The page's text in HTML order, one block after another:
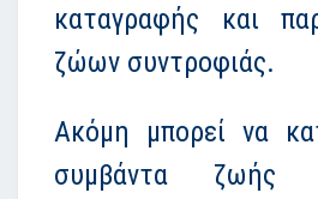
καταγραφής και
ζώων συντροφιάς.
Ακόμη μπορεί να
συμβάντα ζωής